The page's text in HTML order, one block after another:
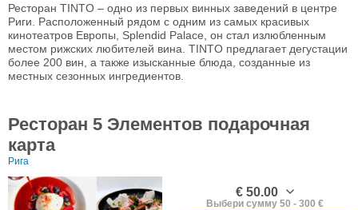
Ресторан TINTO – одно из первых винных заведений в центре
Риги. Расположенный рядом с одним из самых красивых
кинотеатров Европы, Splendid Palace, он стал излюбленным
местом рижских любителей вина. TINTO предлагает дегустации
более 200 вин, а также изысканные блюда, созданные из
местных сезонных ингредиентов.
Ресторан 5 Элементов подарочная
карта
Рига
€ 50.00
Выбери сумму 50 - 300 €